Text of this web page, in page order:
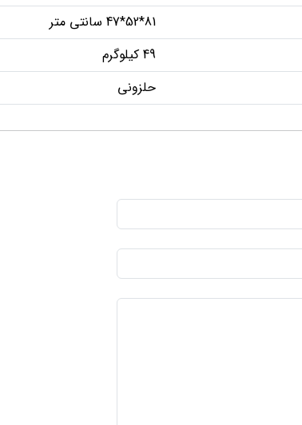
81*52*47 سانتی متر
49 کیلوگرم
حلزونی